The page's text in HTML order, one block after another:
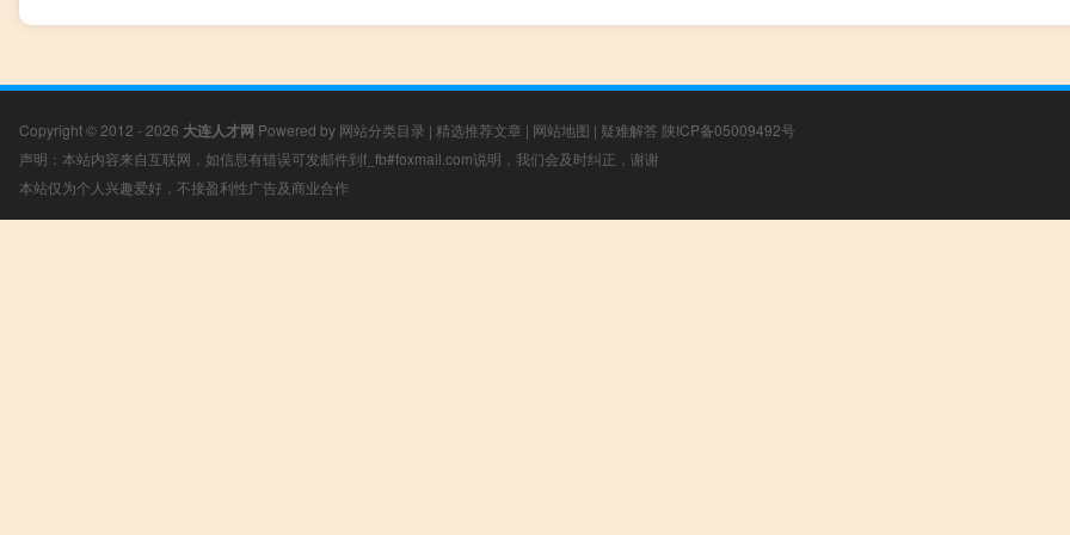
Copyright © 2012 - 2026 大连人才网 Powered by 网站分类目录 | 精选推荐文章 | 网站地图 | 疑难解答 陕ICP备05009492号
声明：本站内容来自互联网，如信息有错误可发邮件到f_fb#foxmail.com说明，我们会及时纠正，谢谢
本站仅为个人兴趣爱好，不接盈利性广告及商业合作